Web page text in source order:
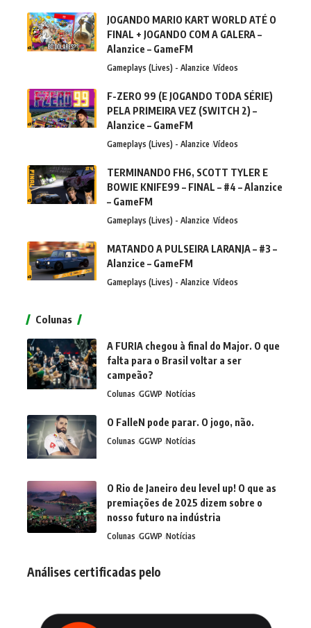
JOGANDO MARIO KART WORLD ATÉ O
FINAL + JOGANDO COM A GALERA –
Alanzice – GameFM
Gameplays (Lives) - Alanzice Vídeos
F-ZERO 99 (E JOGANDO TODA SÉRIE)
PELA PRIMEIRA VEZ (SWITCH 2) –
Alanzice – GameFM
Gameplays (Lives) - Alanzice Vídeos
TERMINANDO FH6, SCOTT TYLER E
BOWIE KNIFE99 – FINAL – #4 – Alanzice
– GameFM
Gameplays (Lives) - Alanzice Vídeos
MATANDO A PULSEIRA LARANJA – #3 –
Alanzice – GameFM
Gameplays (Lives) - Alanzice Vídeos
Colunas
A FURIA chegou à final do Major. O que
falta para o Brasil voltar a ser
campeão?
Colunas GGWP Notícias
O FalleN pode parar. O jogo, não.
Colunas GGWP Notícias
O Rio de Janeiro deu level up! O que as
premiações de 2025 dizem sobre o
nosso futuro na indústria
Colunas GGWP Notícias
Análises certificadas pelo